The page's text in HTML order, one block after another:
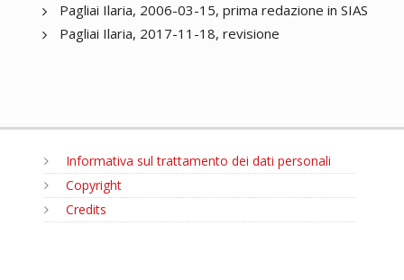
Pagliai Ilaria, 2006-03-15, prima redazione in SIAS
Pagliai Ilaria, 2017-11-18, revisione
Informativa sul trattamento dei dati personali
Copyright
Credits